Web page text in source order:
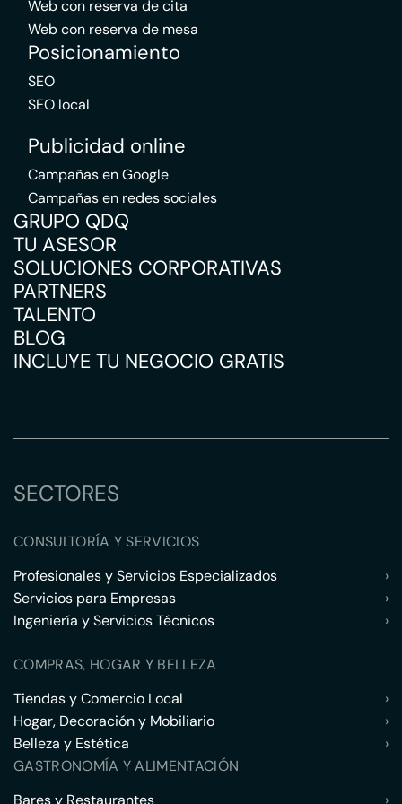
Web con reserva de cita
Web con reserva de mesa
Posicionamiento
SEO
SEO local
Publicidad online
Campañas en Google
Campañas en redes sociales
GRUPO QDQ
TU ASESOR
SOLUCIONES CORPORATIVAS
PARTNERS
TALENTO
BLOG
INCLUYE TU NEGOCIO GRATIS
SECTORES
CONSULTORÍA Y SERVICIOS
Profesionales y Servicios Especializados
›
Servicios para Empresas
›
Ingeniería y Servicios Técnicos
›
COMPRAS, HOGAR Y BELLEZA
Tiendas y Comercio Local
›
Hogar, Decoración y Mobiliario
›
Belleza y Estética
›
GASTRONOMÍA Y ALIMENTACIÓN
Bares y Restaurantes
›